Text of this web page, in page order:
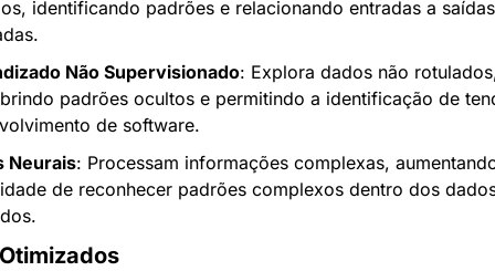
identificando padrões e relacionando entradas a saídas
Não Supervisionado: Explora dados não
padrões ocultos e permitindo a identificação de
de software.
Neurais: Processam informações complexas,
de reconhecer padrões complexos dentro dos